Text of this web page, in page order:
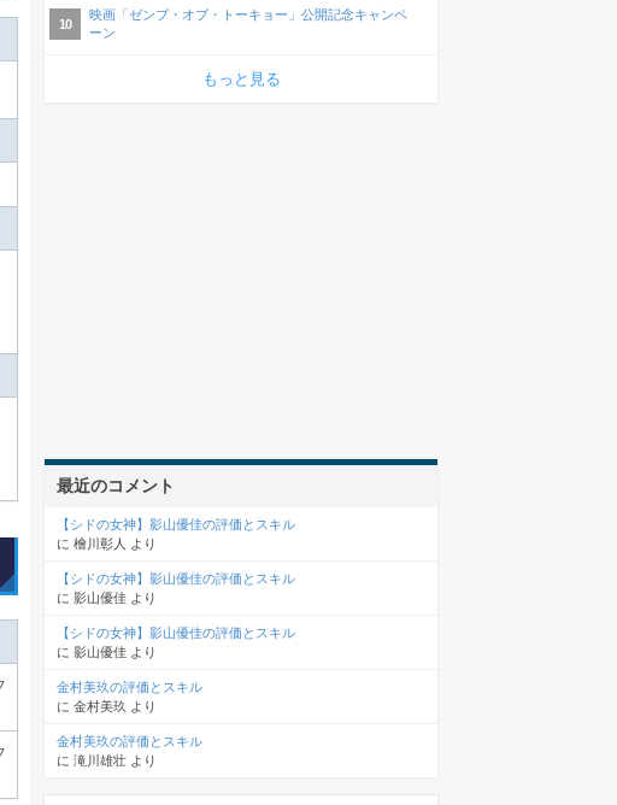
映画「ゼンブ・オブ・トーキョー」公開記念キャンペ
ーン
もっと見る
最近のコメント
【シドの女神】影山優佳の評価とスキル
に 檜川彰人 より
【シドの女神】影山優佳の評価とスキル
に 影山優佳 より
【シドの女神】影山優佳の評価とスキル
に 影山優佳 より
金村美玖の評価とスキル
に 金村美玖 より
金村美玖の評価とスキル
に 滝川雄壮 より